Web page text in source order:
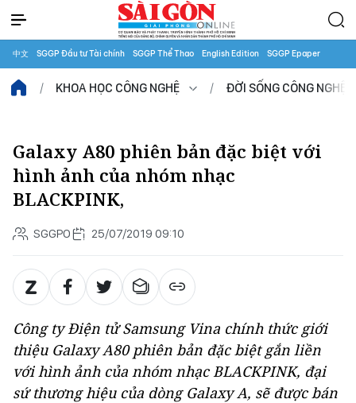
中文 SGGP Đầu tư Tài chính SGGP Thể Thao English Edition SGGP Epaper
KHOA HỌC CÔNG NGHỆ ĐỜI SỐNG CÔNG NGHỆ
Galaxy A80 phiên bản đặc biệt với
hình ảnh của nhóm nhạc
BLACKPINK,
SGGPO 25/07/2019 09:10
Công ty Điện tử Samsung Vina chính thức giới
thiệu Galaxy A80 phiên bản đặc biệt gắn liền
với hình ảnh của nhóm nhạc BLACKPINK, đại
sứ thương hiệu của dòng Galaxy A, sẽ được bán